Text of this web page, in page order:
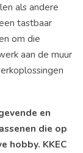
als andere
tastbaar
om die
aan de muur
en
die op
hobby. KKEC